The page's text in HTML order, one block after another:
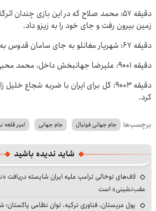
دقیقه ۵۷: محمد صلاح که در این بازی چندان
زمین بیرون رفت و جای خود را به زیزو داد.
دقیقه ۶۷: شهریار مغانلو به جای سامان قدوس به زمین آمد.
دقیقه ۱+۹۰: علیرضا جهانبخش داخل، محمد محبی بیرون.
دقیقه ۳+۹۰: گل برای ایران با ضربه شجاع
کرد.
برچسب‌ها جام جهانی فوتبال جام جهانی امیر قلعه
شاید ندیده باشید
لاف‌های توخالی ترامپ علیه ایران شایسته دریافت
عقب‌نشینی» است
پول عربستان، فناوری ترکیه، توان نظامی